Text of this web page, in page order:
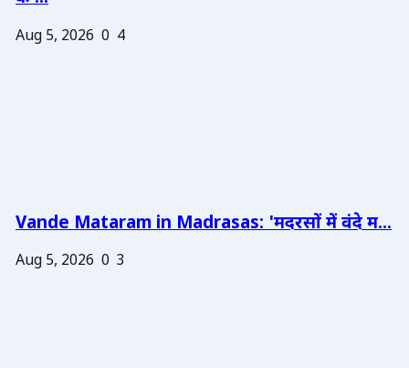
Aug 5, 2026 0 4
Vande Mataram in Madrasas: 'मदरसों में वंदे म...
Aug 5, 2026 0 3